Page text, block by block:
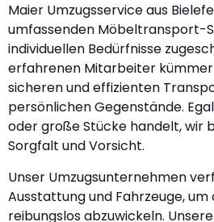
Maier Umzugsservice aus
umfassenden Möbeltransport-
individuellen Bedürfnisse
erfahrenen Mitarbeiter
sicheren und effizienten
persönlichen Gegenstände.
oder große Stücke handelt, wir
Sorgfalt und Vorsicht.
Unser Umzugsunternehmen
Ausstattung und Fahrzeuge, um
reibungslos abzuwickeln.